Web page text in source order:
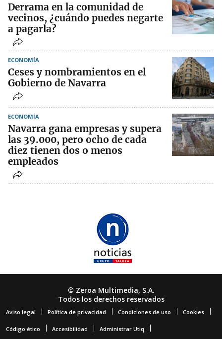
Derrama en la comunidad de
vecinos, ¿cuándo puedes negarte
a pagarla?
ECONOMÍA
Ceses y nombramientos en el
Gobierno de Navarra
ECONOMÍA
Navarra gana empresas y supera
las 39.000, pero ocho de cada
diez tienen dos o menos
empleados
© Zeroa Multimedia, S.A.
Todos los derechos reservados
Aviso legal Política de privacidad Condiciones de uso Cookies
Código ético Accesibilidad Administrar Utiq